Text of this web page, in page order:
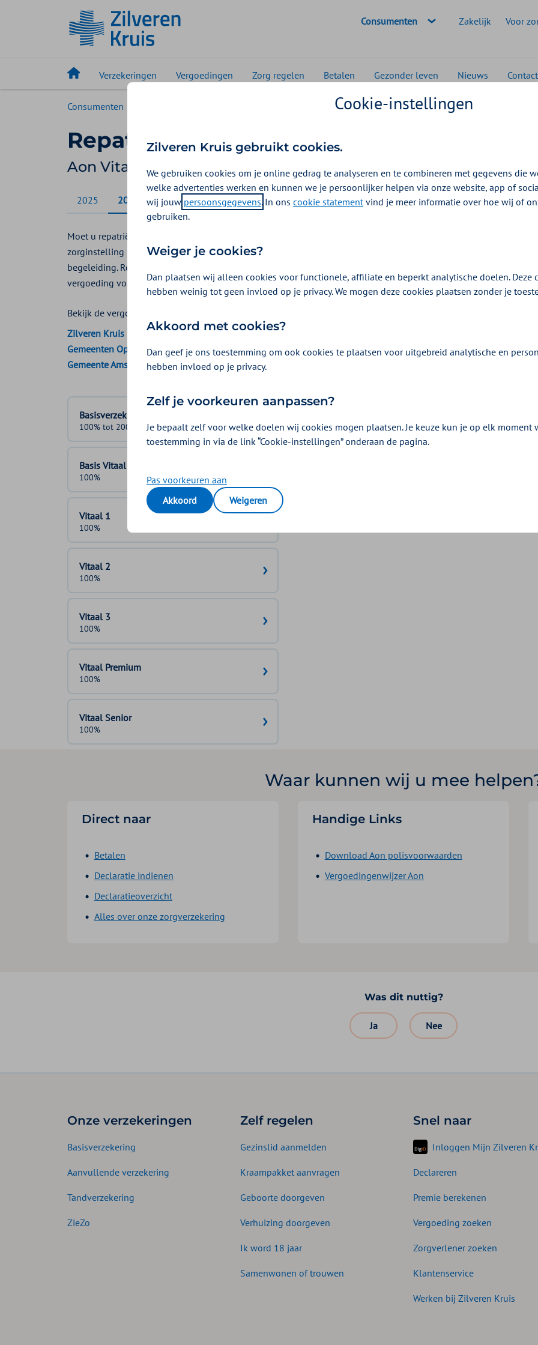
Geselecteerde doelgroep:
Consumenten Zakelijk Voor
Verzekeringen Vergoedingen Zorg regelen Betalen Gezonder leven Nieuws Contact
Consumenten
Repatriëring
Aon Vitaal vergoedingen 2026
2025 2026
Moet u repatriëren? Bij Aon Vitaal krijgt u een vergoeding voor repatriëring. Repatriëren is vervoer naar een
zorginstelling in Nederland. Omdat u ernstig ziek of gewond bent. Het is vervoer met of zonder medische
begeleiding. Repatriëren kan ook betekenen dat een overledene naar Nederland vervoerd wordt. Bekijk de
vergoeding voor vervoer stoffelijk overschot naar Nederland.
Bekijk de vergoedingen van:
Zilveren Kruis
Gemeenten Optimaal
Gemeente Amsterdam
Basisverzekering
100% tot 200 kilometer
Vergoeding en voorwaarden
Kies uw pakket en bekijk de vergoedingen
horen.
Basis Vitaal
100%
Vitaal 1
100%
Vitaal 2
100%
Vitaal 3
100%
Vitaal Premium
100%
Vitaal Senior
100%
Waar kunnen wij u mee
Direct naar
Betalen
Declaratie indienen
Declaratieoverzicht
Alles over onze zorgverzekering
Handige Links
Download Aon polisvoorwaarden
Vergoedingenwijzer Aon
Was dit nuttig?
Ja Nee
Onze verzekeringen
Basisverzekering
Aanvullende verzekering
Tandverzekering
ZieZo
Zelf regelen
Gezinslid aanmelden
Kraampakket aanvragen
Geboorte doorgeven
Verhuizing doorgeven
Ik word 18 jaar
Samenwonen of trouwen
Snel naar
Inloggen Mijn Zilveren
Declareren
Premie berekenen
Vergoeding zoeken
Zorgverlener zoeken
Klantenservice
Werken bij Zilveren Kruis
Cookie-instellingen
Zilveren Kruis gebruikt cookies.
We gebruiken cookies om je online gedrag te analyseren en te combineren met gegevens die
welke advertenties werken en kunnen we je persoonlijker helpen via onze website, app of
wij jouw persoonsgegevens. In ons cookie statementvind je meer informatie over hoe wij of
gebruiken.
Weiger je cookies?
Dan plaatsen wij alleen cookies voor functionele, affiliate en beperkt analytische doelen.
hebben weinig tot geen invloed op je privacy. We mogen deze cookies plaatsen zonder je
Akkoord met cookies?
Dan geef je ons toestemming om ook cookies te plaatsen voor uitgebreid analytische en
hebben invloed op je privacy.
Zelf je voorkeuren aanpassen?
Je bepaalt zelf voor welke doelen wij cookies mogen plaatsen. Je keuze kun je op elk moment
toestemming in via de link “Cookie-instellingen” onderaan de pagina.
Pas voorkeuren aan
Akkoord
Weigeren